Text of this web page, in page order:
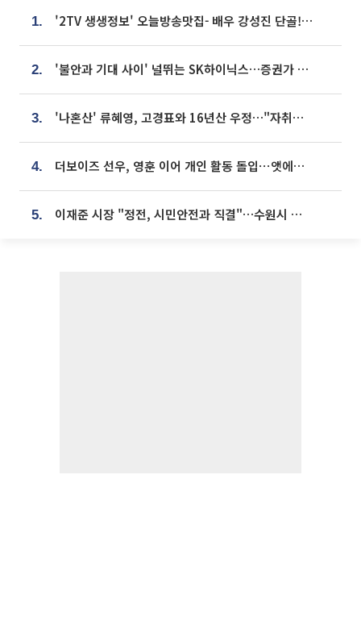
1. '2TV 생생정보' 오늘방송맛집- 배우 강성진 단골! 쌀국수ㆍ푸팟퐁 커리 맛집 '블○○○'
2. '불안과 기대 사이' 널뛰는 SK하이닉스…증권가 "HBM4·LTA 기반 펀터멘털 견고"
3. '나혼산' 류혜영, 고경표와 16년산 우정…"자취방서 부모님과 마주쳐"
4. 더보이즈 선우, 영훈 이어 개인 활동 돌입⋯앳에어리어와 전속계약
5. 이재준 시장 "정전, 시민안전과 직결"…수원시 비상대응체계 가동